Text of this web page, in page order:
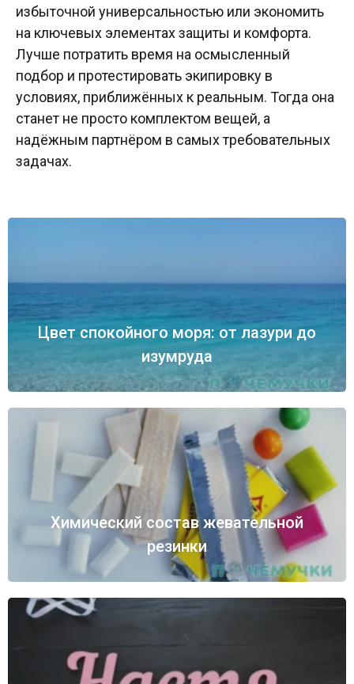
избыточной универсальностью или экономить
на ключевых элементах защиты и комфорта.
Лучше потратить время на осмысленный
подбор и протестировать экипировку в
условиях, приближённых к реальным. Тогда она
станет не просто комплектом вещей, а
надёжным партнёром в самых требовательных
задачах.
Цвет спокойного моря: от лазури до
изумруда
Химический состав жевательной
резинки